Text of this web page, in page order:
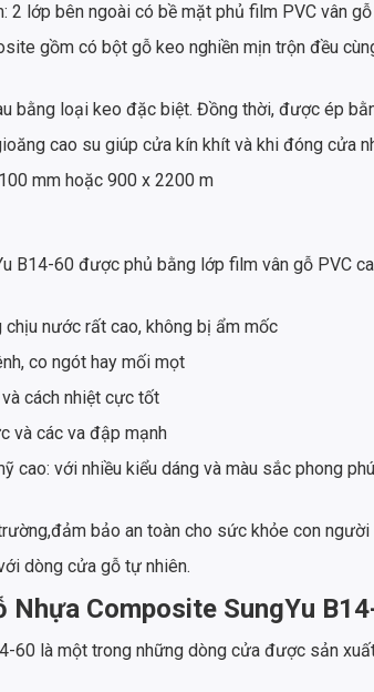
2 lớp bên ngoài có bề mặt phủ film PVC vân
gồm có bột gỗ keo nghiền mịn trộn đều
bằng loại keo đặc biệt. Đồng thời, được ép
cao su giúp cửa kín khít và khi đóng cửa
mm hoặc 900 x 2200 m
B14-60 được phủ bằng lớp film vân gỗ PVC
nước rất cao, không bị ẩm mốc
co ngót hay mối mọt
cách nhiệt cực tốt
và các va đập mạnh
cao: với nhiều kiểu dáng và màu sắc phong
bảo an toàn cho sức khỏe con người
dòng cửa gỗ tự nhiên.
Nhựa Composite SungYu
60 là một trong những dòng cửa được sản